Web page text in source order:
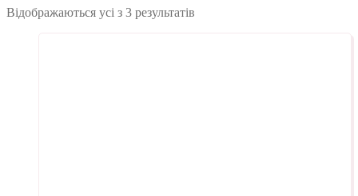
Відображаються усі з 3 результатів